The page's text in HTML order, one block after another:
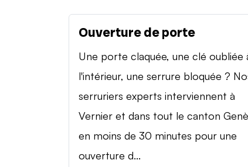
Ouverture de porte
Une porte claquée, une clé oubliée
l'intérieur, une serrure bloquée ?
serruriers experts interviennent à
Vernier et dans tout le canton
en moins de 30 minutes pour une
ouverture d...